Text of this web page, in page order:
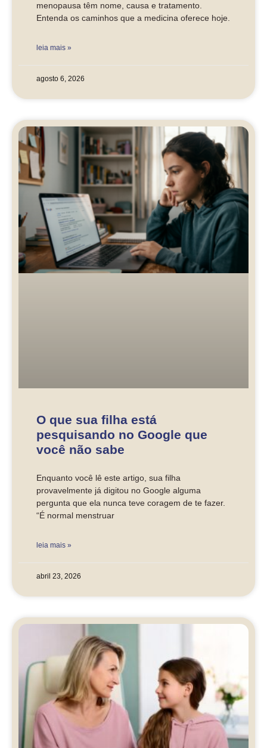
menopausa têm nome, causa e tratamento.
Entenda os caminhos que a medicina oferece hoje.
leia mais »
agosto 6, 2026
O que sua filha está
pesquisando no Google que
você não sabe
Enquanto você lê este artigo, sua filha
provavelmente já digitou no Google alguma
pergunta que ela nunca teve coragem de te fazer.
“É normal menstruar
leia mais »
abril 23, 2026